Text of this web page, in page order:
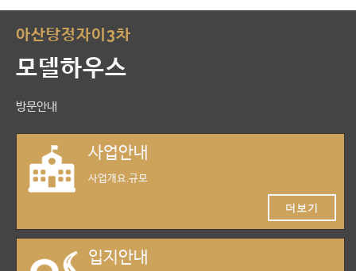
아산탕정자이3차
모델하우스
방문안내
사업안내
사업개요,규모
더보기
입지안내